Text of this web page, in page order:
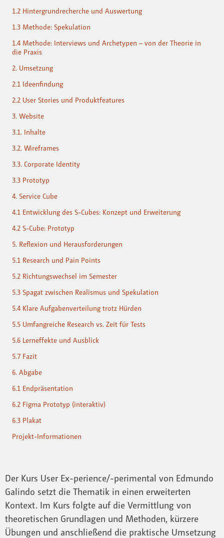
1.2 Hintergrundrecherche und Auswertung
1.3 Methode: Spekulation
1.4 Methode: Interviews und Archetypen – von der Theorie in
die Praxis
2. Umsetzung
2.1 Ideenfindung
2.2 User Stories und Produktfeatures
3. Website
3.1. Inhalte
3.2. Wireframes
3.3. Corporate Identity
3.3 Prototyp
4. Service Cube
4.1 Entwicklung des S-Cubes: Konzept und Erweiterung
4.2 S-Cube: Prototyp
5. Reflexion und Herausforderungen
5.1 Research und Pain Points
5.2 Richtungswechsel im Semester
5.3 Spagat zwischen Realismus und Spekulation
5.4 Klare Aufgabenverteilung trotz Hürden
5.5 Umfangreiche Research vs. Zeit für Tests
5.6 Lerneffekte und Ausblick
5.7 Fazit
6. Abgabe
6.1 Endpräsentation
6.2 Figma Prototyp (interaktiv)
6.3 Plakat
Projekt-Informationen
Der Kurs User Ex-perience/-perimental von Edmundo
Galindo setzt die Thematik in einen erweiterten
Kontext. Im Kurs folgte auf die Vermittlung von
theoretischen Grundlagen und Methoden, kürzere
Übungen und anschließend die praktische Umsetzung